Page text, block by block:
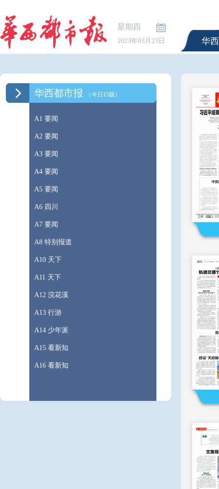
星期四
2023年03月23日 华
华西都市报 （今日15版）
A1 要闻
A2 要闻
A3 要闻
A4 要闻
A5 要闻
A6 四川
A7 要闻
A8 特别报道
A10 天下
A11 天下
A12 浣花溪
A13 行游
A14 少年派
A15 看新知
A16 看新知